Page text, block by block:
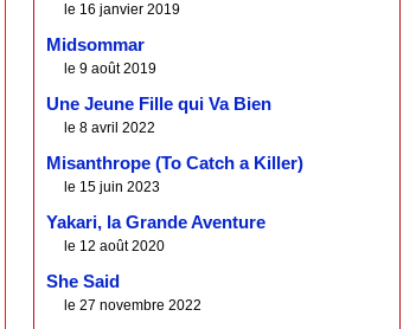
le 16 janvier 2019
Midsommar
le 9 août 2019
Une Jeune Fille qui Va Bien
le 8 avril 2022
Misanthrope (To Catch a Killer)
le 15 juin 2023
Yakari, la Grande Aventure
le 12 août 2020
She Said
le 27 novembre 2022